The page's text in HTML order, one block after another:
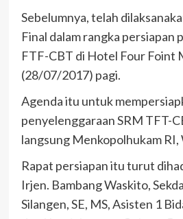
Sebelumnya, telah
Final dalam rangka persiapan
FTF-CBT di Hotel Four Foint
(28/07/2017) pagi.
Agenda itu untuk
penyelenggaraan SRM TFT-
langsung Menkopolhukam
Rapat persiapan itu turut
Irjen. Bambang Waskito,
Silangen, SE, MS, Asisten 1